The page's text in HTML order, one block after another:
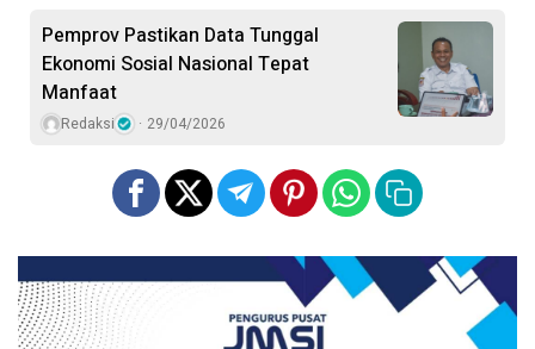
Pemprov Pastikan Data Tunggal
Ekonomi Sosial Nasional Tepat
Manfaat
Redaksi 29/04/2026